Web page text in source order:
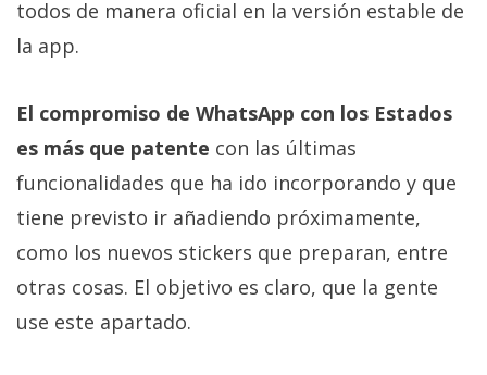
Sorteos
Contacto
/
nosotros
/
Publicidad
/
todos de manera oficial en la versión estable de
la app.
El compromiso de WhatsApp con los Estados
es más que patente con las últimas
funcionalidades que ha ido incorporando y que
tiene previsto ir añadiendo próximamente,
como los nuevos stickers que preparan, entre
otras cosas. El objetivo es claro, que la gente
use este apartado.